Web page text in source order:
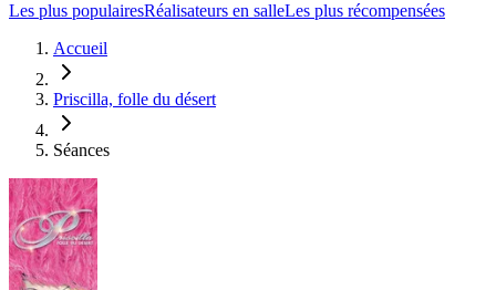
Les plus populairesRéalisateurs en salleLes plus récompensées
Accueil
Priscilla, folle du désert
Séances